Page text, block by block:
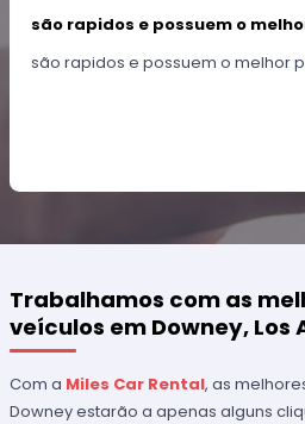
são rapidos e possuem o
são rapidos e possuem o melhor
Trabalhamos com as
veículos em Downey, Los
Com a Miles Car Rental, as
Downey estarão a apenas alguns